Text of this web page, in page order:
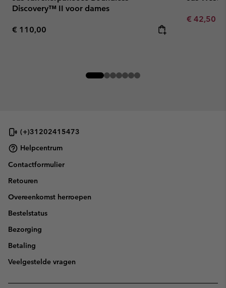
Discovery™ II voor dames
Regular price:
€ 110,00
Minimum
€ 42,50
(+)31202415473
Helpcentrum
Contactformulier
Retouren
Overeenkomst herroepen
Bestelstatus
Bezorging
Betaling
Veelgestelde vragen